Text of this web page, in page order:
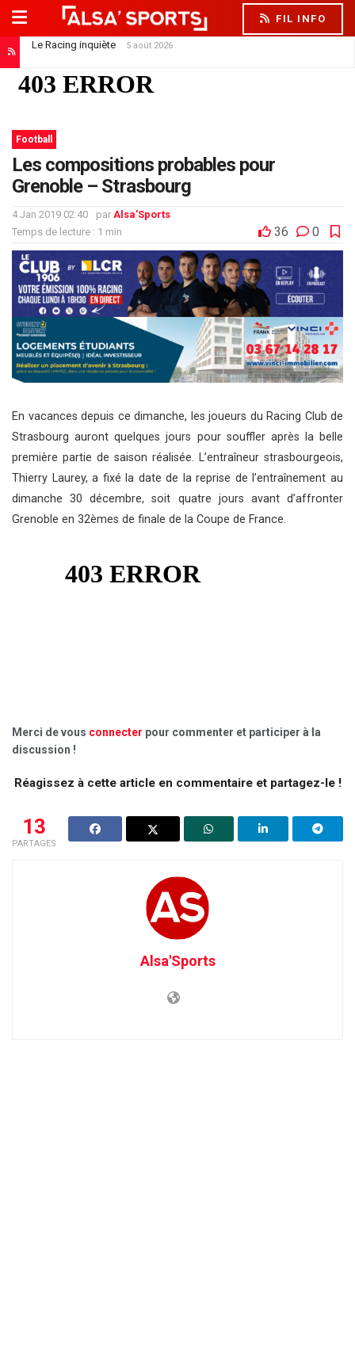
FIL INFO
Le Racing inquiète 5 août 2026
Football
Les compositions probables pour
Grenoble – Strasbourg
4 Jan 2019 02:40 par Alsa'Sports
Temps de lecture : 1 min
36 0
En vacances depuis ce dimanche, les joueurs du Racing Club de
Strasbourg auront quelques jours pour souffler après la belle
première partie de saison réalisée. L’entraîneur strasbourgeois,
Thierry Laurey, a fixé la date de la reprise de l’entraînement au
dimanche 30 décembre, soit quatre jours avant d’affronter
Grenoble en 32èmes de finale de la Coupe de France.
Merci de vous connecter pour commenter et participer à la
discussion !
Réagissez à cette article en commentaire et partagez-le !
13
PARTAGES
Alsa'Sports